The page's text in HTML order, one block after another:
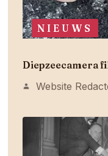
NIEUWS
Diepzeecamera
Website